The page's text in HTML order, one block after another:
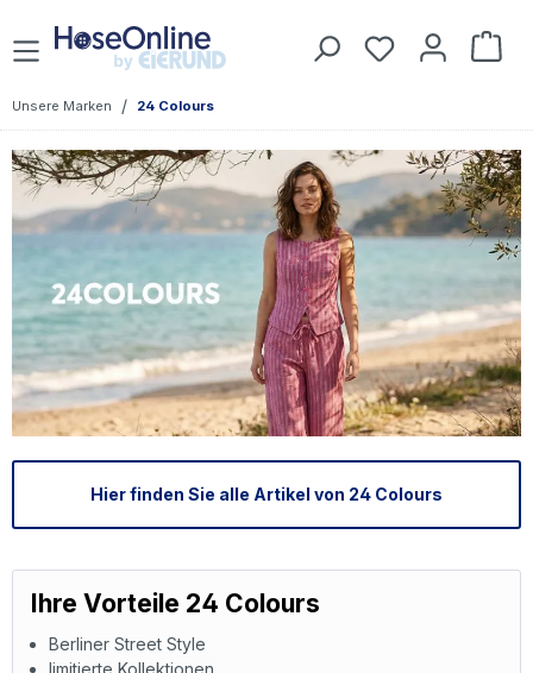
Zum Hauptinhalt springen Du hast 0
Unsere Marken / 24 Colours
Hier finden Sie alle Artikel von 24 Colours
Ihre Vorteile 24 Colours
Berliner Street Style
limitierte Kollektionen